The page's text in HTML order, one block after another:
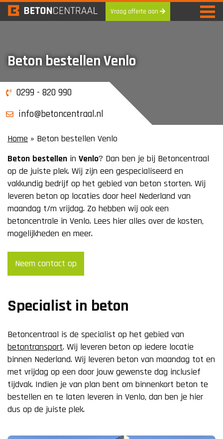
Vraag offerte aan
Beton bestellen Venlo
0299 - 820 990
info@betoncentraal.nl
Home » Beton bestellen Venlo
Beton bestellen in Venlo? Dan ben je bij Betoncentraal
op de juiste plek. Wij zijn een gespecialiseerd en
vakkundig bedrijf op het gebied van beton storten. Wij
leveren beton op locaties door heel Nederland van
maandag t/m vrijdag. Zo hebben wij ook een
betoncentrale in Venlo. Lees hier alles over de kosten,
mogelijkheden en meer.
Neem contact op
Specialist in beton
Betoncentraal is de specialist op het gebied van
betontransport. Wij leveren beton op iedere locatie
binnen Nederland. Wij leveren beton van maandag tot en
met vrijdag op een door jouw gewenste dag inclusief
tijdvak. Indien je van plan bent om binnenkort beton te
bestellen en te laten leveren in Venlo, dan ben je hier
dus op de juiste plek.